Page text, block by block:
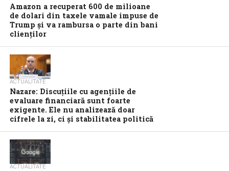
Amazon a recuperat 600 de milioane
de dolari din taxele vamale impuse de
Trump şi va rambursa o parte din bani
clienţilor
ACTUALITATE
Nazare: Discuțiile cu agențiile de
evaluare financiară sunt foarte
exigente. Ele nu analizează doar
cifrele la zi, ci și stabilitatea politică
ACTUALITATE